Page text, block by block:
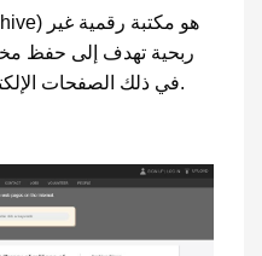
ربحية تهدف إلى حفظ
في ذلك الصفحات الإلكترونية والفيديوهات والصوتيات.